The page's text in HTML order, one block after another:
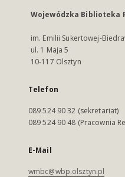
Wojewódzka Biblioteka
im. Emilii Sukertowej-
ul. 1 Maja 5
10-117 Olsztyn
Telefon
089 524 90 32 (sekretariat)
089 524 90 48 (Pracownia
E-Mail
wmbc@wbp.olsztyn.pl